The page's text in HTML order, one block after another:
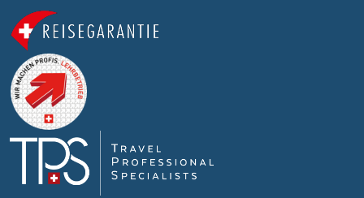
Alle Schiffe
Reisethema
Alle Sehenswürdigkeiten